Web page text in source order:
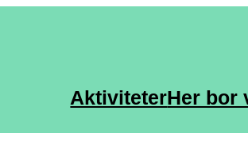
AktiviteterHer bor